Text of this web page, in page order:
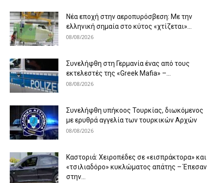
Νέα εποχή στην αεροπυρόσβεση: Με την
ελληνική σημαία στο κύτος «χτίζεται»...
08/08/2026
Συνελήφθη στη Γερμανία ένας από τους
εκτελεστές της «Greek Mafia» –...
08/08/2026
Συνελήφθη υπήκοος Τουρκίας, διωκόμενος
με ερυθρά αγγελία των τουρκικών Αρχών
08/08/2026
Καστοριά: Χειροπέδες σε «εισπράκτορα» και
«τσιλιαδόρο» κυκλώματος απάτης – Έπεσαν
στην...